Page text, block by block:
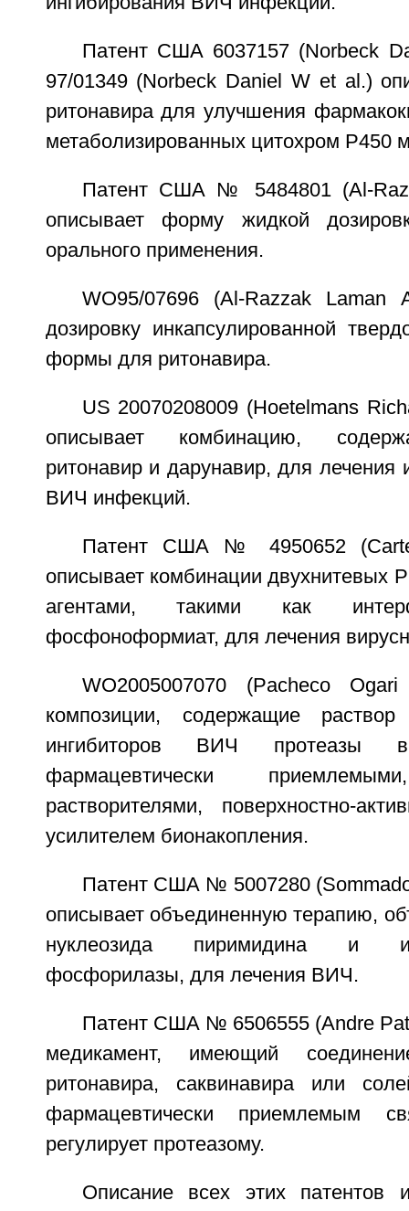
Патент США 6037157 (Norbeck
97/01349 (Norbeck Daniel W et al.)
ритонавира для улучшения
метаболизированных цитохром Р450
Патент США № 5484801 (Al-
описывает форму жидкой
орального применения.
WO95/07696 (Al-Razzak
дозировку инкапсулированной
формы для ритонавира.
US 20070208009 (Hoetelmans
описывает комбинацию,
ритонавир и дарунавир, для лечения
ВИЧ инфекций.
Патент США № 4950652
описывает комбинации двухнитевых
агентами, такими как
фосфоноформиат, для лечения
WO2005007070 (Pacheco
композиции, содержащие
ингибиторов ВИЧ протеазы
фармацевтически
растворителями, поверхностно-
усилителем бионакопления.
Патент США № 5007280
описывает объединенную терапию,
нуклеозида пиримидина и
фосфорилазы, для лечения ВИЧ.
Патент США № 6506555 (Andre
медикамент, имеющий
ритонавира, саквинавира или
фармацевтически приемлемым
регулирует протеазому.
Описание всех этих патентов